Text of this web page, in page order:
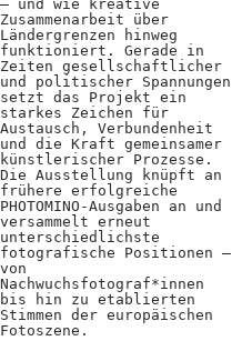
Login
– und wie kreative
Zusammenarbeit über
Ländergrenzen hinweg
funktioniert. Gerade in
Zeiten gesellschaftlicher
und politischer Spannungen
setzt das Projekt ein
starkes Zeichen für
Austausch, Verbundenheit
und die Kraft gemeinsamer
künstlerischer Prozesse.
Die Ausstellung knüpft an
frühere erfolgreiche
PHOTOMINO-Ausgaben an und
versammelt erneut
unterschiedlichste
fotografische Positionen –
von
Nachwuchsfotograf*innen
bis hin zu etablierten
Stimmen der europäischen
Fotoszene.